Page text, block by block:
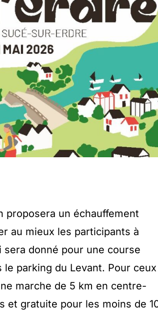
proposera un échauffement
au mieux les participants à
sera donné pour une course
parking du Levant. Pour ceux
marche de 5 km en centre-
et gratuite pour les moins de